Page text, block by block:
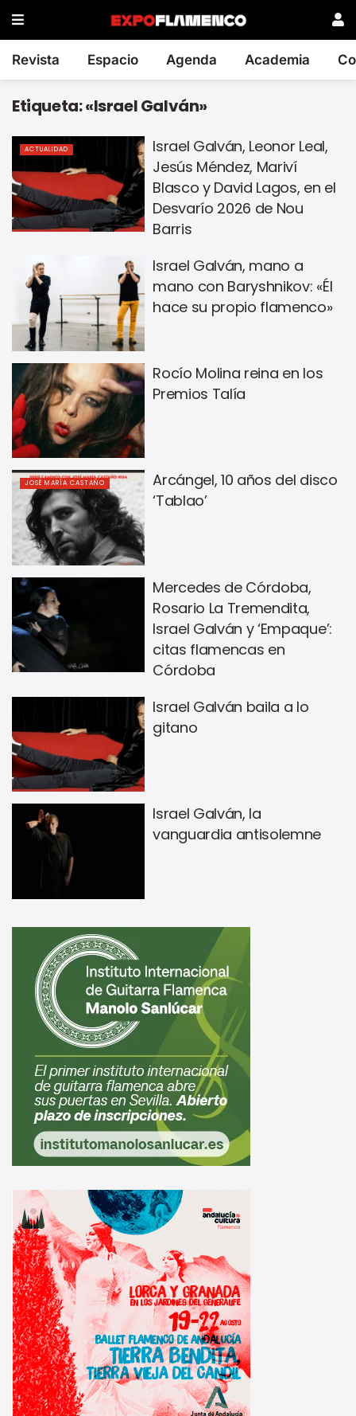
Revista Espacio Agenda Academia
Etiqueta:«Israel Galván»
ACTUALIDAD
Israel Galván, Leonor Leal,
Jesús Méndez, Mariví
Blasco y David Lagos, en el
Desvarío 2026 de Nou
Barris
Israel Galván, mano a
mano con Baryshnikov: «Él
hace su propio flamenco»
Rocío Molina reina en los
Premios Talía
JOSÉ MARÍA CASTAÑO
Arcángel, 10 años del disco
‘Tablao’
Mercedes de Córdoba,
Rosario La Tremendita,
Israel Galván y ‘Empaque’:
citas flamencas en
Córdoba
Israel Galván baila a lo
gitano
Israel Galván, la
vanguardia antisolemne